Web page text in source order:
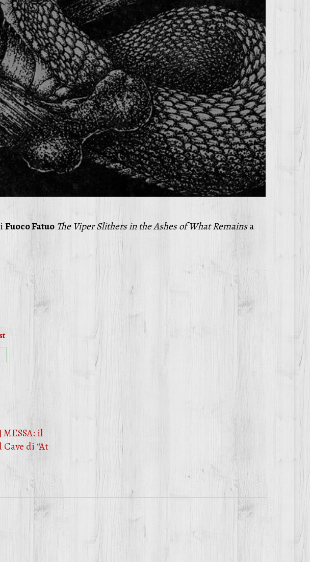
Fuoco Fatuo The Viper Slithers in the Ashes of What Remainsa
il
di “At